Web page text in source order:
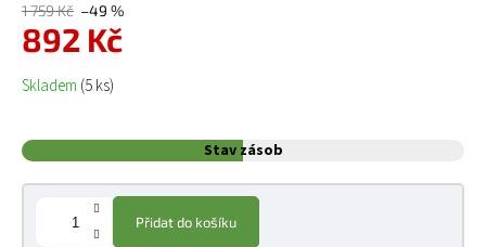
1 759 Kč –49 %
892 Kč
Měrná cena:
Skladem (5 ks)
Stav zásob
Přidat do košíku